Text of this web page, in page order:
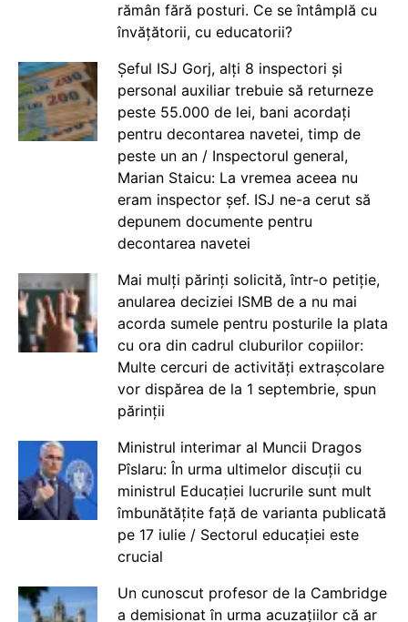
rămân fără posturi. Ce se întâmplă cu
învățătorii, cu educatorii?
Șeful ISJ Gorj, alți 8 inspectori și
personal auxiliar trebuie să returneze
peste 55.000 de lei, bani acordați
pentru decontarea navetei, timp de
peste un an / Inspectorul general,
Marian Staicu: La vremea aceea nu
eram inspector șef. ISJ ne-a cerut să
depunem documente pentru
decontarea navetei
Mai mulți părinți solicită, într-o petiție,
anularea deciziei ISMB de a nu mai
acorda sumele pentru posturile la plata
cu ora din cadrul cluburilor copiilor:
Multe cercuri de activități extrașcolare
vor dispărea de la 1 septembrie, spun
părinții
Ministrul interimar al Muncii Dragos
Pîslaru: În urma ultimelor discuții cu
ministrul Educației lucrurile sunt mult
îmbunătățite față de varianta publicată
pe 17 iulie / Sectorul educației este
crucial
Un cunoscut profesor de la Cambridge
a demisionat în urma acuzațiilor că ar